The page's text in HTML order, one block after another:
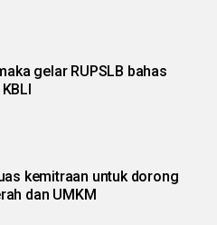
gelar RUPSLB bahas
kemitraan untuk dorong
dan UMKM